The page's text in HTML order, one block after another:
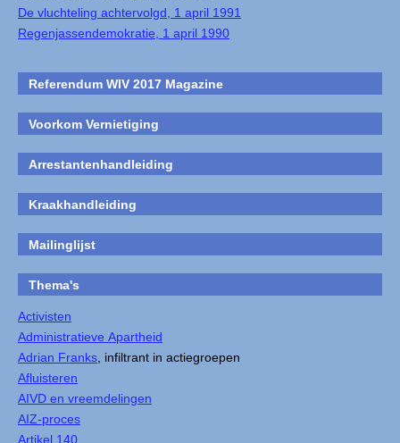
De vluchteling achtervolgd, 1 april 1991
Regenjassendemokratie, 1 april 1990
Referendum WIV 2017 Magazine
Voorkom Vernietiging
Arrestantenhandleiding
Kraakhandleiding
Mailinglijst
Thema's
Activisten
Administratieve Apartheid
Adrian Franks , infiltrant in actiegroepen
Afluisteren
AIVD en vreemdelingen
AIZ-proces
Artikel 140